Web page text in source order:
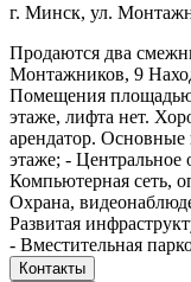
г. Минск, ул.
Продаются два
Монтажников, 9
Помещения площадью
этаже, лифта нет.
арендатор.
этаже; - Центральное
Компьютерная сеть,
Охрана,
Развитая
- Вместительная
Контакты